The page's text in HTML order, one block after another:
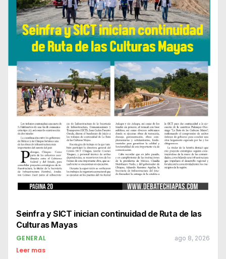
Seinfra y SICT inician continuidad de Ruta de las
Culturas Mayas
GENERAL ago 8, 2026
Leer mas